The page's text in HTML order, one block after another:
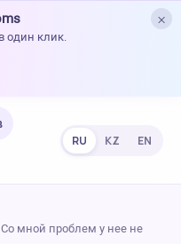
×
один клик.
RU KZ EN
мной проблем у нее не